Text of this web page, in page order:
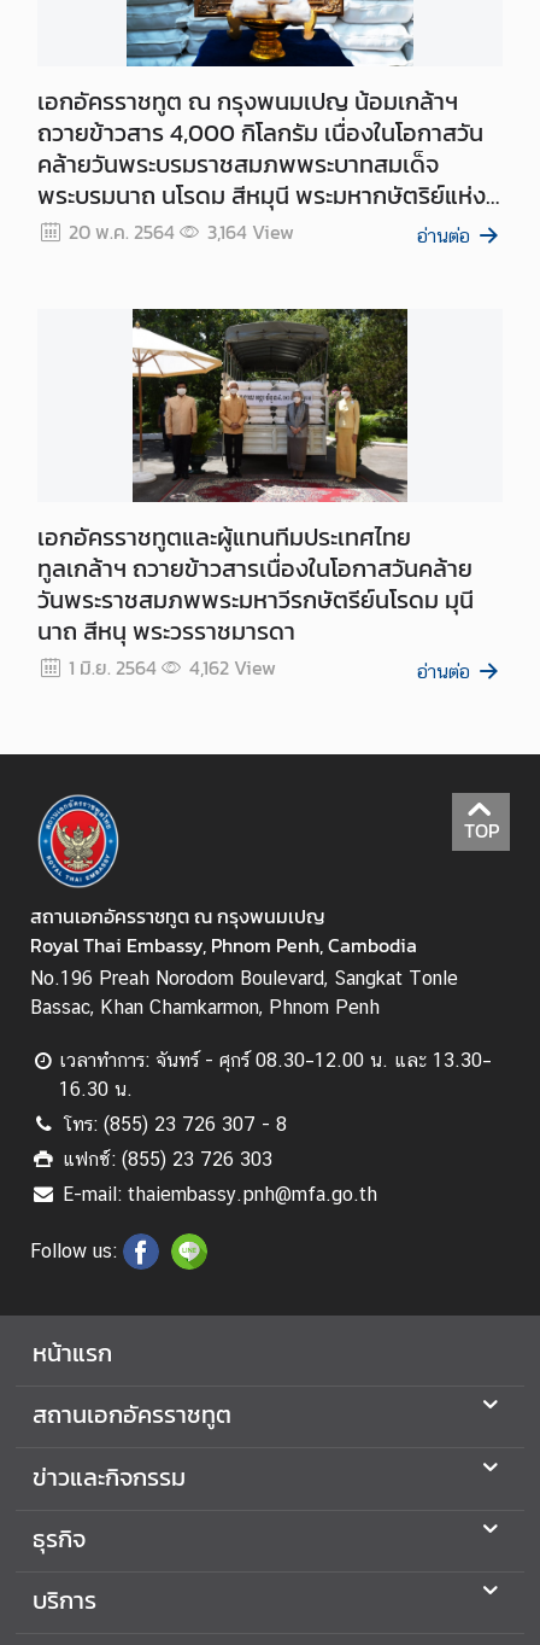
ร
ต
ร
ว
จ
ล
)
บ
ริ
ก
ด้
น
ก
ง
สุ
ล
เ
นู
ส่
ว
น
น
เอกอัครราชทูต ณ กรุงพนมเปญ น้อมเกล้าฯ
ถวายข้าวสาร 4,000 กิโลกรัม เนื่องในโอกาสวัน
คล้ายวันพระบรมราชสมภพพระบาทสมเด็จ
พระบรมนาถ นโรดม สีหมุนี พระมหากษัตริย์แห่ง
กัมพูชา
20 พ.ค. 2564 3,164View อ่านต่อ
เอกอัครราชทูตและผู้แทนทีมประเทศไทย
ทูลเกล้าฯ ถวายข้าวสารเนื่องในโอกาสวันคล้าย
วันพระราชสมภพพระมหาวีรกษัตรีย์นโรดม มุนี
นาถ สีหนุ พระวรราชมารดา
1 มิ.ย. 2564 4,162View อ่านต่อ
TOP
สถานเอกอัครราชทูต ณ กรุงพนมเปญ
Royal Thai Embassy, Phnom Penh, Cambodia
No.196 Preah Norodom Boulevard, Sangkat Tonle
Bassac, Khan Chamkarmon, Phnom Penh
เวลาทำการ: จันทร์ - ศุกร์ 08.30–12.00 น. และ 13.30–
16.30 น.
โทร: (855) 23 726 307 - 8
แฟกซ์: (855) 23 726 303
E-mail: thaiembassy.pnh@mfa.go.th
Follow us:
หน้าแรก
สถานเอกอัครราชทูต
ข่าวและกิจกรรม
ธุรกิจ
บริการ